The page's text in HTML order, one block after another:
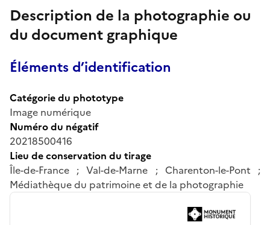
Description de la photographie ou
du document graphique
Éléments d’identification
Catégorie du phototype
Image numérique
Numéro du négatif
20218500416
Lieu de conservation du tirage
Île-de-France ; Val-de-Marne ; Charenton-le-Pont ;
Médiathèque du patrimoine et de la photographie